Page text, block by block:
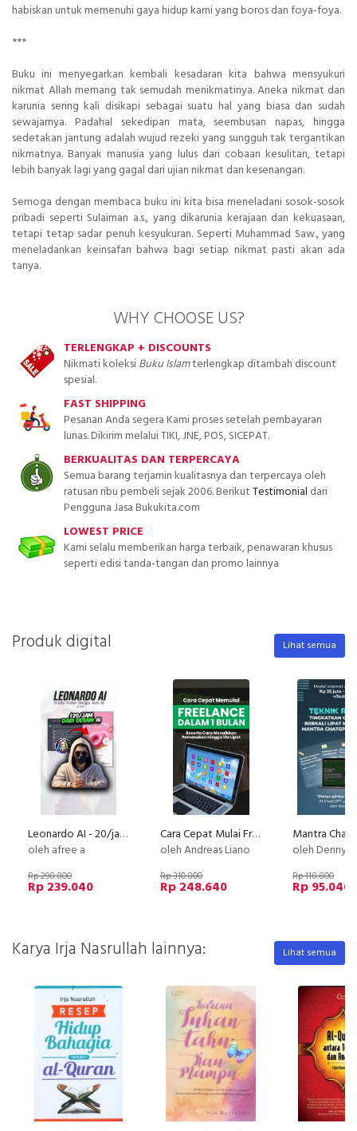
habiskan untuk memenuhi gaya hidup kami yang boros dan foya-foya.
***
Buku ini menyegarkan kembali kesadaran kita bahwa mensyukuri
nikmat Allah memang tak semudah menikmatinya. Aneka nikmat dan
karunia sering kali disikapi sebagai suatu hal yang biasa dan sudah
sewajarnya. Padahal sekedipan mata, seembusan napas, hingga
sedetakan jantung adalah wujud rezeki yang sungguh tak tergantikan
nikmatnya. Banyak manusia yang lulus dari cobaan kesulitan, tetapi
lebih banyak lagi yang gagal dari ujian nikmat dan kesenangan.
Semoga dengan membaca buku ini kita bisa meneladani sosok-sosok
pribadi seperti Sulaiman a.s., yang dikarunia kerajaan dan kekuasaan,
tetapi tetap sadar penuh kesyukuran. Seperti Muhammad Saw., yang
meneladankan keinsafan bahwa bagi setiap nikmat pasti akan ada
tanya.
WHY CHOOSE US?
TERLENGKAP + DISCOUNTS
Nikmati koleksiBuku Islamterlengkap ditambah discount
spesial.
FAST SHIPPING
Pesanan Anda segera Kami proses setelah pembayaran
lunas. Dikirim melalui TIKI, JNE, POS, SICEPAT.
BERKUALITAS DAN TERPERCAYA
Semua barang terjamin kualitasnya dan terpercaya oleh
ratusan ribu pembeli sejak 2006. BerikutTestimonial dari
Pengguna Jasa Bukukita.com
LOWEST PRICE
Kami selalu memberikan harga terbaik, penawaran khusus
seperti edisi tanda-tangan dan promo lainnya
Produk digital Lihat semua
Leonardo AI - 20/jam dari deisgn poster AI
oleh afree a
Rp 298.800
Rp 239.040
Cara Cepat Mulai Freelance Dalam 1 Bulan
oleh Andreas Liano
Rp 310.800
Rp 248.640
Mantra
oleh Denny
Rp 118.800
Rp 95.040
Karya Irja Nasrullah lainnya: Lihat semua